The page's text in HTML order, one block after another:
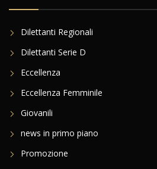
Dilettanti Regionali
Dilettanti Serie D
Eccellenza
Eccellenza Femminile
Giovanili
news in primo piano
Promozione